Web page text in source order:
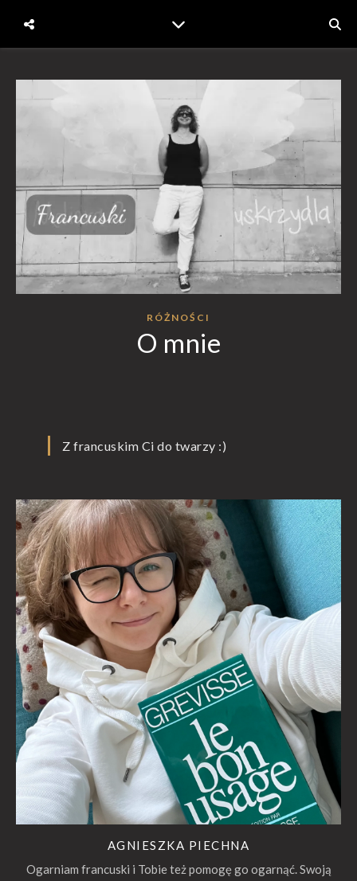
RÓŻNOŚCI
O mnie
Z francuskim Ci do twarzy :)
AGNIESZKA PIECHNA
Ogarniam francuski i Tobie też pomogę go ogarnąć. Swoją